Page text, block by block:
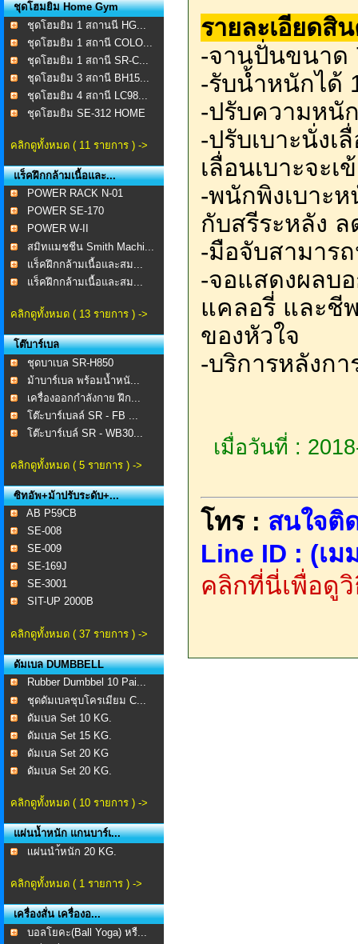
ชุดโฮมยิม Home Gym
ชุดโฮมยิม 1 สถานนี HG...
ชุดโฮมยิม 1 สถานี COLO...
ชุดโฮมยิม 1 สถานี SR-C...
ชุดโฮมยิม 3 สถานี BH15...
ชุดโฮมยิม 4 สถานี LC98...
ชุดโฮมยิม SE-312 HOME
คลิกดูทั้งหมด ( 11 รายการ ) ->
แร็คฝึกกล้ามเนื้อและ...
POWER RACK N-01
POWER SE-170
POWER W-II
สมิทแมชชีน Smith Machi...
แร็คฝึกกล้ามเนื้อและสม...
แร็คฝึกกล้ามเนื้อและสม...
คลิกดูทั้งหมด ( 13 รายการ ) ->
โต๊บาร์เบล
ชุดบาเบล SR-H850
ม้าบาร์เบล พร้อมน้ำหนั...
เครื่องออกกำลังกาย ฝึก...
โต๊ะบาร์เบลล์ SR - FB ...
โต๊ะบาร์เบล์ SR - WB30...
คลิกดูทั้งหมด ( 5 รายการ ) ->
ซิทอัพ+ม้าปรับระดับ+...
AB P59CB
SE-008 ​
SE-009
SE-169J
SE-3001
SIT-UP 2000B
คลิกดูทั้งหมด ( 37 รายการ ) ->
ดัมเบล DUMBBELL
Rubber Dumbbel 10 Pai...
ชุดดัมเบลชุบโครเมียม C...
ดัมเบล Set 10 KG.
ดัมเบล Set 15 KG.
ดัมเบล Set 20 KG
ดัมเบล Set 20 KG.
คลิกดูทั้งหมด ( 10 รายการ ) ->
แผ่นน้ำหนัก แกนบาร์เ...
เเผ่นนำ้หนัก 20 KG.
คลิกดูทั้งหมด ( 1 รายการ ) ->
เครื่องสั่น เครื่องอ...
บอลโยคะ(Ball Yoga) หรื...
รายละเอียดสิ
-จานปั่นขนาด
-รับน้ำหนักได้
-ปรับความหนั
-ปรับเบาะนั่งเ
เลื่อนเบาะจะ
-พนักพิงเบาะห
กับสรีระหลัง
-มือจับสามาร
-จอแสดงผลบ
แคลอรี่ และชี
ของหัวใจ
-บริการหลังก
เมื่อวันที่ :
โทร : สนใจติ
Line ID : (เ
คลิกที่นี่เพื่อดูวิ